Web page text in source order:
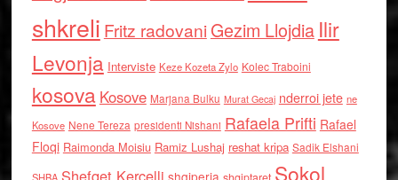
shkreli Fritz radovaniGezim Llojdia Ilir
Levonja Interviste Keze Kozeta Zylo Kolec Traboini
kosova Kosove Marjana Bulku Murat Gecaj nderroi jete ne
Kosove Nene Tereza presidenti Nishani Rafaela Prifti Rafael
Floqi Raimonda Moisiu Ramiz Lushaj reshat kripa Sadik Elshani
Shefqet Kercelli shqiperia Sokol